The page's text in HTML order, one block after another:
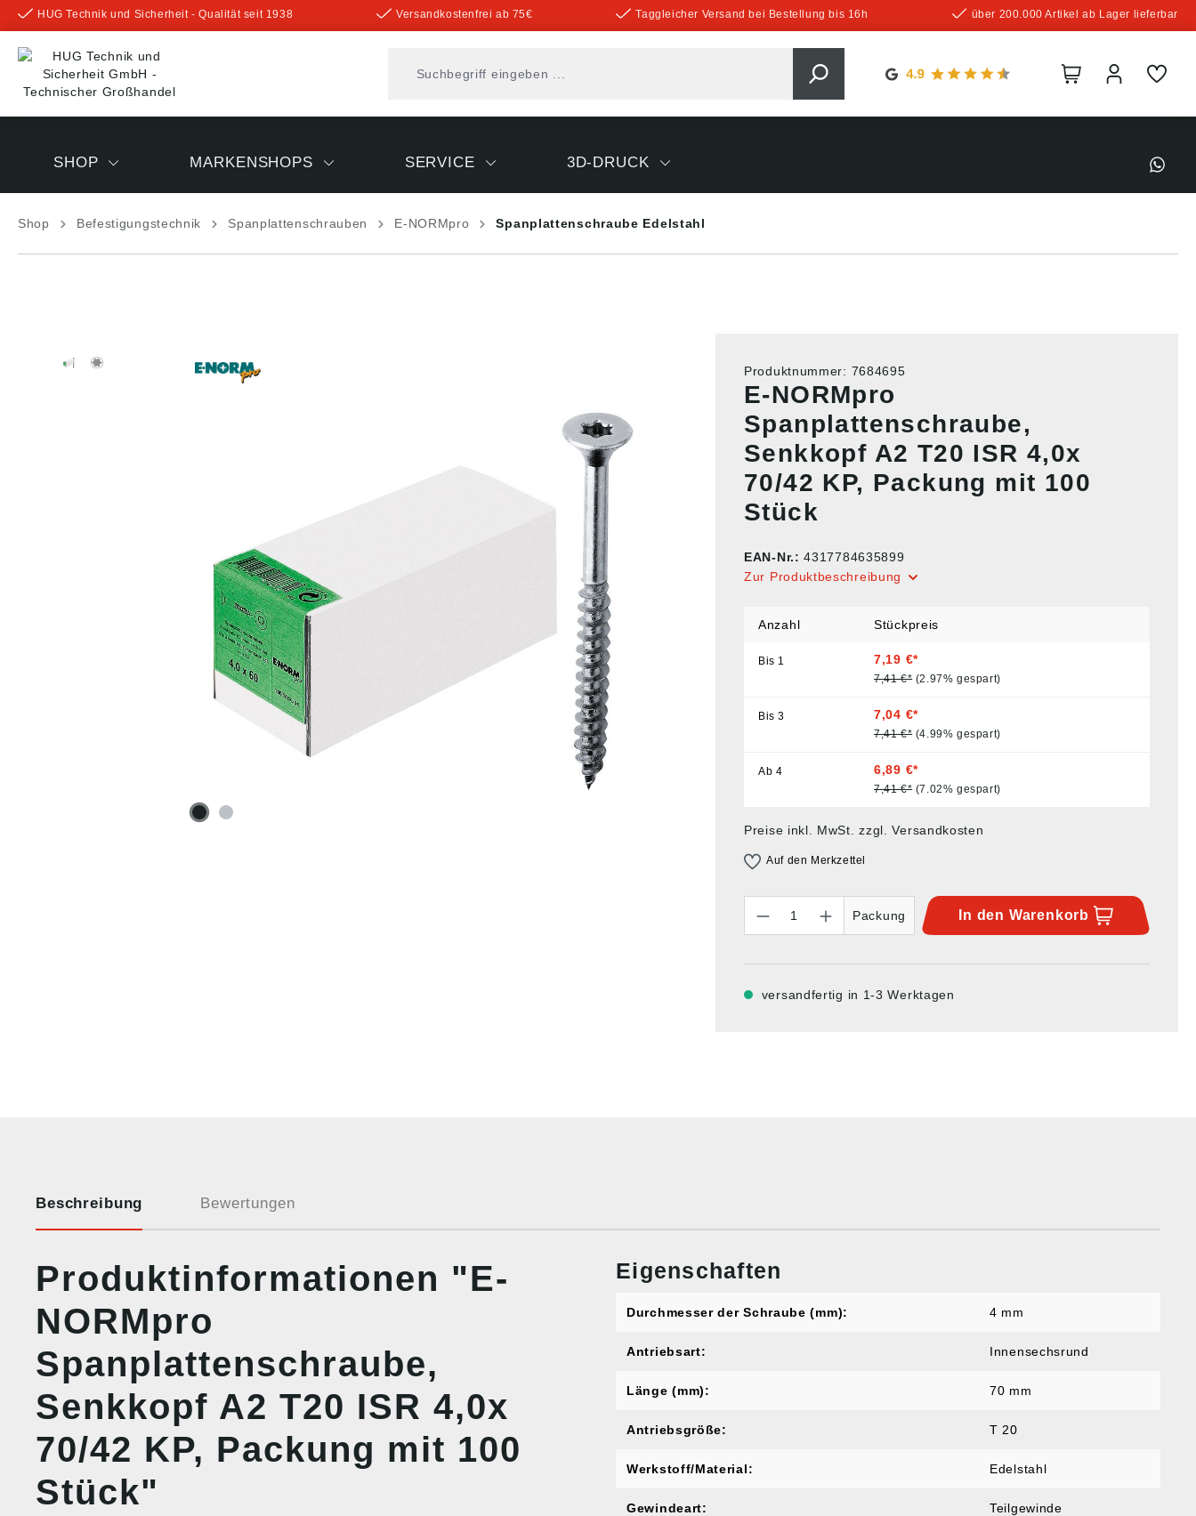
springen
HUG Technik und Sicherheit - Qualität seit 1938 Versandkostenfrei ab 75€ Taggleicher Versand bei Bestellung bis 16h über 200.000 Artikel ab Lager lieferbar
SHOP MARKENSHOPS SERVICE 3D-DRUCK
Shop Befestigungstechnik Spanplattenschrauben E-NORMpro Spanplattenschraube Edelstahl
Produktnummer: 7684695
E-NORMpro
Spanplattenschraube,
Senkkopf A2 T20 ISR 4,0x
70/42 KP, Packung mit 100
Stück
EAN-Nr.:4317784635899
Zur Produktbeschreibung
Anzahl Stückpreis
Bis 1 7,19 €*
7,41 €* (2.97% gespart)
Bis3 7,04 €*
7,41 €* (4.99% gespart)
Ab 4 6,89 €*
7,41 €* (7.02% gespart)
Preise inkl. MwSt. zzgl. Versandkosten
Auf den Merkzettel
Packung
In den Warenkorb
versandfertig in 1-3 Werktagen
Beschreibung Bewertungen
Produktinformationen "E-
NORMpro
Spanplattenschraube,
Senkkopf A2 T20 ISR 4,0x
70/42 KP, Packung mit 100
Stück"
Eigenschaften
Durchmesser der Schraube (mm): 4 mm
Antriebsart: Innensechsrund
Länge (mm): 70 mm
Antriebsgröße: T 20
Werkstoff/Material: Edelstahl
Gewindeart: Teilgewinde